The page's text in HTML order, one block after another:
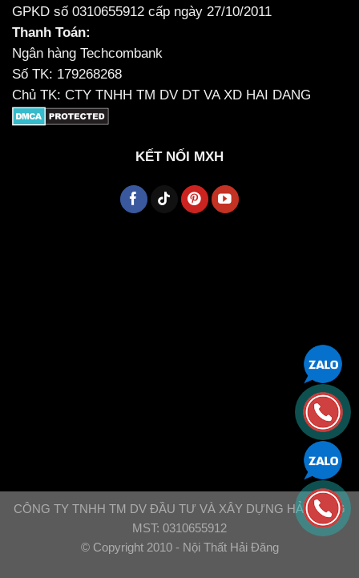
GPKD số 0310655912 cấp ngày 27/10/2011
Thanh Toán:
Ngân hàng Techcombank
Số TK: 179268268
Chủ TK: CTY TNHH TM DV DT VA XD HAI DANG
KẾT NỐI MXH
CÔNG TY TNHH TM DV ĐẦU TƯ VÀ XÂY DỰNG HẢI ĐĂNG
MST: 0310655912
© Copyright 2010 - Nội Thất Hải Đăng